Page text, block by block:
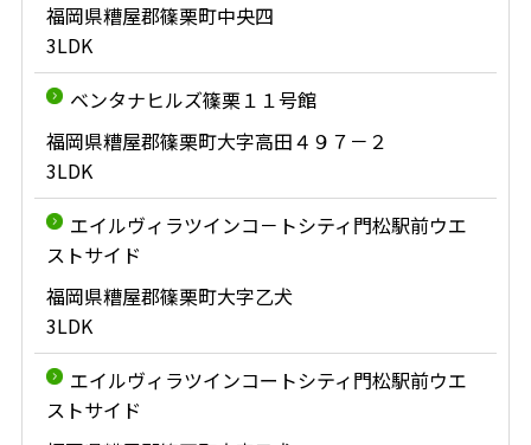
福岡県糟屋郡篠栗町中央四
3LDK
ベンタナヒルズ篠栗１１号館
福岡県糟屋郡篠栗町大字高田４９７－２
3LDK
エイルヴィラツインコ－トシティ門松駅前ウエ
ストサイド
福岡県糟屋郡篠栗町大字乙犬
3LDK
エイルヴィラツインコートシティ門松駅前ウエ
ストサイド